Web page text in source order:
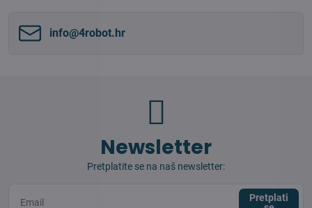
info​@4robot​.hr
Newsletter
Pretplatite se na naš newsletter:
Pretplati